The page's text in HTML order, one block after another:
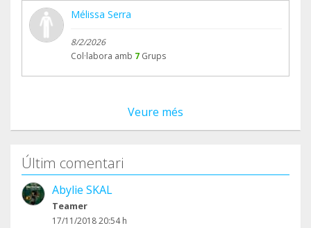
Mélissa Serra
8/2/2026
Col·labora amb 7 Grups
Veure més
Últim comentari
Abylie SKAL
Teamer
17/11/2018 20:54 h